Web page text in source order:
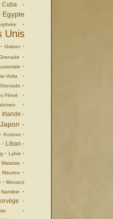
Cuba -
Egypte
-
Unis
- Gabon -
-
-
Volta -
-
Féroé -
-
Irlande -
Japon -
- Kosovo -
- Liban -
- Lybie -
Malaisie -
Maurice -
- Monaco
Namibie -
-
-